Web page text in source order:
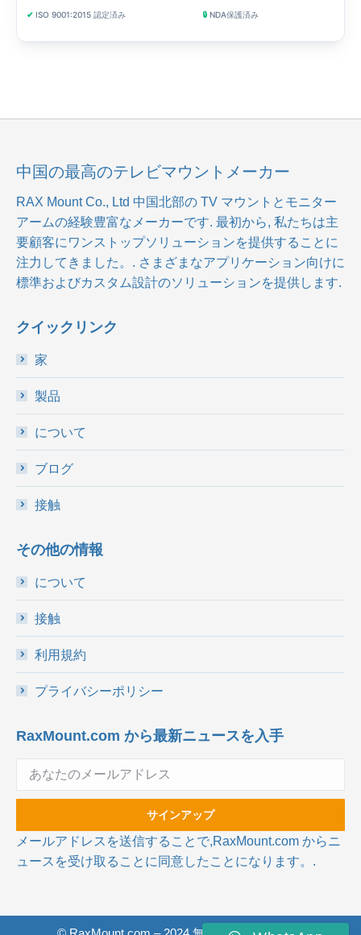
✔ ISO 9001:2015 認定済み 🔒 NDA保護済み
中国の最高のテレビマウントメーカー
RAX Mount Co., Ltd 中国北部の TV マウントとモニター
アームの経験豊富なメーカーです. 最初から, 私たちは主
要顧客にワンストップソリューションを提供することに
注力してきました。. さまざまなアプリケーション向けに
標準およびカスタム設計のソリューションを提供します.
クイックリンク
家
製品
について
ブログ
接触
その他の情報
について
接触
利用規約
プライバシーポリシー
RaxMount.com から最新ニュースを入手
メールアドレスを送信することで,RaxMount.com からニ
ュースを受け取ることに同意したことになります。.